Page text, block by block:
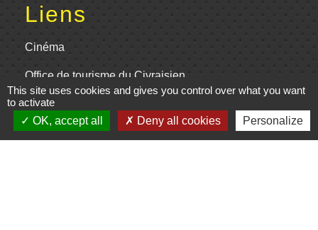
Liens
Cinéma
Office de tourisme du Civraisien
en Poitou
Actualités communauté de
communes
This site uses cookies and gives you control over what you want
to activate
OK, accept all
Deny all cookies Personalize